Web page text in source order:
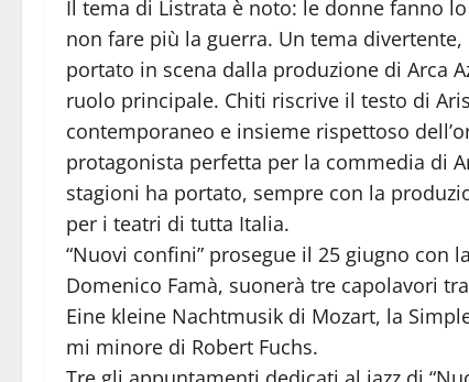
Il tema di Listrata è noto: le donne fanno
non fare più la guerra. Un tema
portato in scena dalla produzione di Arca
ruolo principale. Chiti riscrive il testo di
contemporaneo e insieme rispettoso
protagonista perfetta per la commedia di
stagioni ha portato, sempre con la
per i teatri di tutta Italia.
“Nuovi confini” prosegue il 25 giugno con
Domenico Famà, suonerà tre capolavori
Eine kleine Nachtmusik di Mozart, la
mi minore di Robert Fuchs.